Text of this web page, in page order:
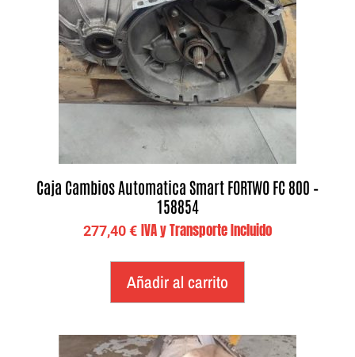
Caja Cambios Automatica Smart FORTWO FC 800 –
158854
277,40€ IVA y Transporte Incluido
Añadir al carrito